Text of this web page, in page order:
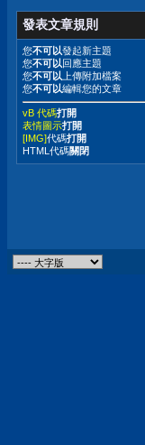
發表文章規則
您不可以發起新主題
您不可以 回應主題
您不可以 上傳附加檔案
您不可以編輯您的文章
vB 代碼打開
表情圖示打開
[IMG]代碼打開
HTML代碼關閉